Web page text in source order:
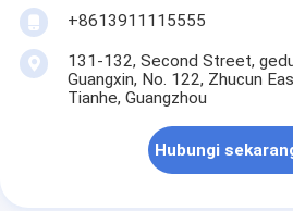
+8613911115555
131-132, Second Street,
Guangxin, No. 122, Zhucun
Tianhe, Guangzhou
Hubungi